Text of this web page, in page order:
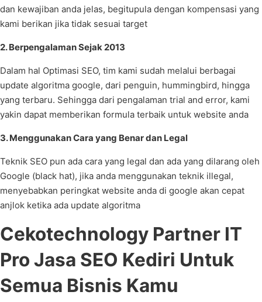
dan kewajiban anda jelas, begitupula dengan kompensasi yang
kami berikan jika tidak sesuai target
2. Berpengalaman Sejak 2013
Dalam hal Optimasi SEO, tim kami sudah melalui berbagai
update algoritma google, dari penguin, hummingbird, hingga
yang terbaru. Sehingga dari pengalaman trial and error, kami
yakin dapat memberikan formula terbaik untuk website anda
3. Menggunakan Cara yang Benar dan Legal
Teknik SEO pun ada cara yang legal dan ada yang dilarang oleh
Google (black hat), jika anda menggunakan teknik illegal,
menyebabkan peringkat website anda di google akan cepat
anjlok ketika ada update algoritma
Cekotechnology Partner IT
Pro Jasa SEO Kediri Untuk
Semua Bisnis Kamu